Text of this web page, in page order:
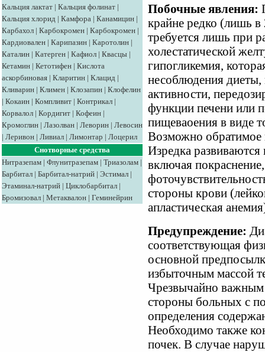
Кальция лактат | Кальция фолинат |
Кальция хлорид | Камфора | Канамицин |
Карбахол | Карбокромен | Карбокромен |
Кардиовален | Карипазин | Каротолин |
Каталин | Катерген | Кафиол | Квасцы |
Кетамин | Кетотифен | Кислота
аскорбиновая | Кларитин | Клацид |
Кливарин | Климен | Клозапин | Клофелин
| Кокаин | Компливит | Контрикал |
Корвалол | Кордигит | Кофеин |
Кромоглин | Лазолван | Леворин | Левосин
| Леривон | Ливиал | Лимонтар | Лоцерил
Снотворные средства
Нитразепам | Флунитразепам | Триазолам |
Барбитал | Барбитал-натрий | Эстимал |
Этаминал-натрий | Циклобарбитал |
Бромизовал | Метаквалон | Геминейрин
Побочные явления:
крайне редко (лишь в
требуется лишь при
холестатической
гипогликемия,
несоблюдения
активности,
функции печени или
пищеваоения в виде
Возможно
Изредка
включая
стороны крови
апластическая
Предупреждение:
соответствующая
основной
избыточным массой
Чрезвычайно важным
стороны больных с
определения
Необходимо также
почек. В случае